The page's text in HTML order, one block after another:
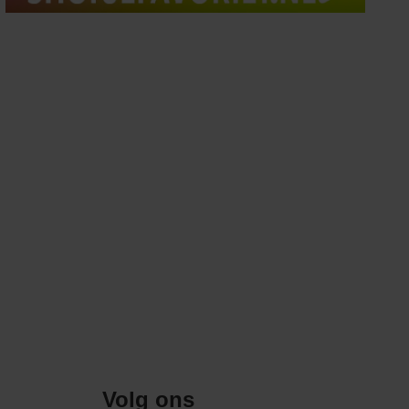
Volg ons